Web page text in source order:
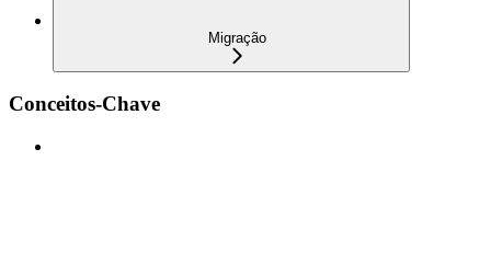
Migração
Conceitos-Chave